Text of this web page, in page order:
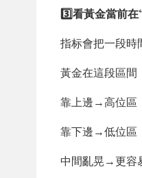
3️⃣看黃金當前
指标會把一段時
黃金在這段區間
靠上邊→高位區
靠下邊→低位區
中間亂晃→更容